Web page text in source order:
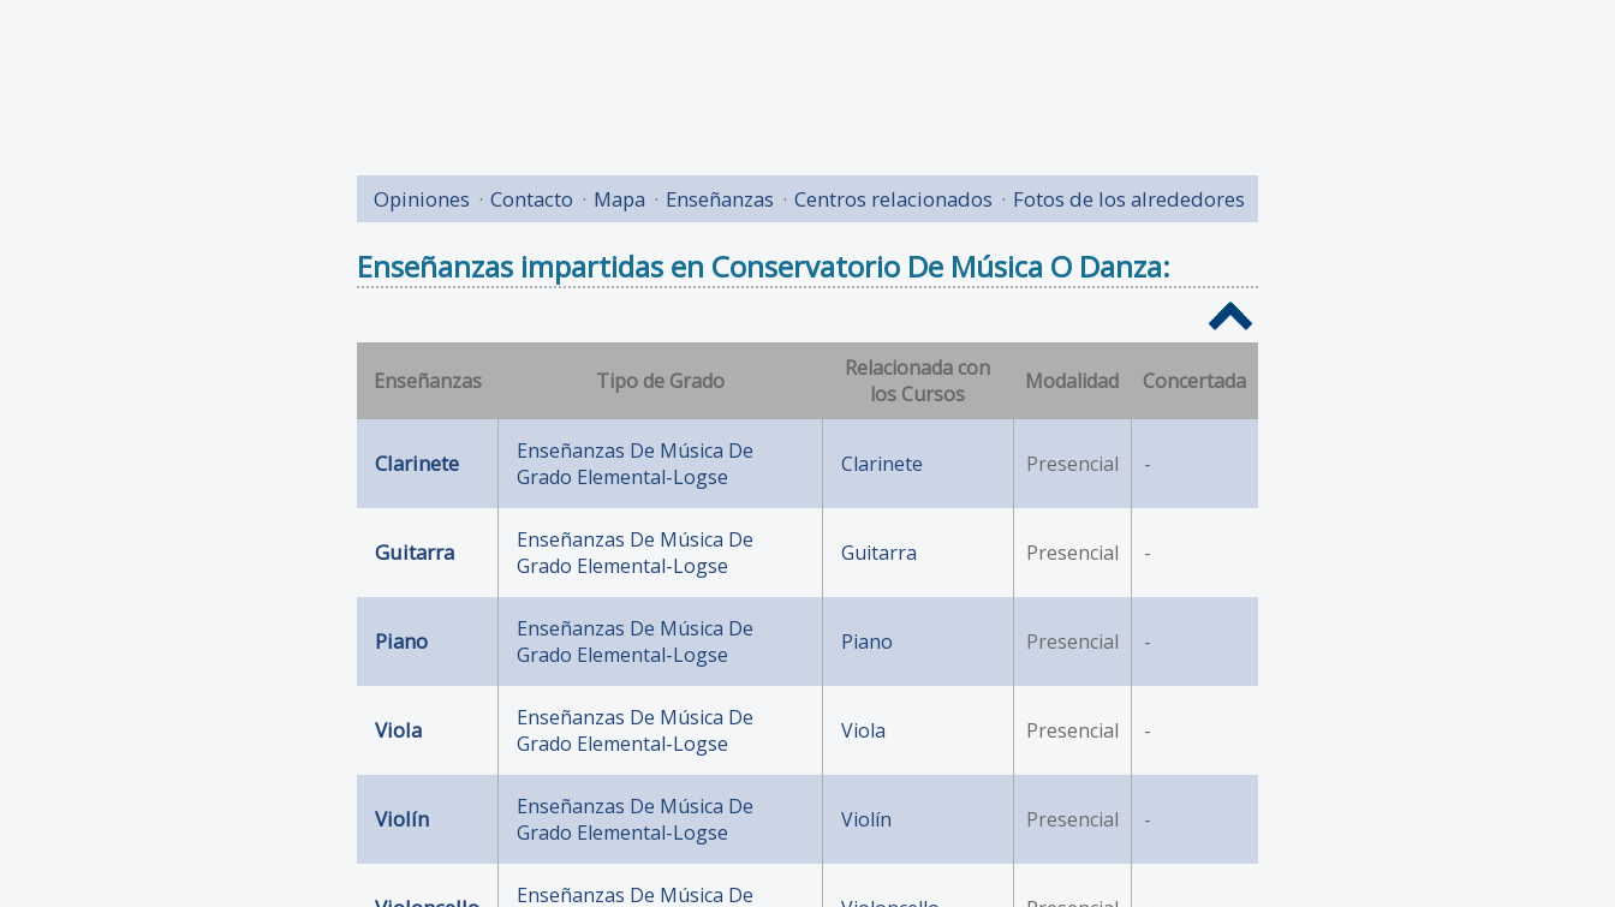
Opiniones Contacto Mapa Enseñanzas Centros relacionados Fotos de los alrededores
Enseñanzas impartidas en Conservatorio De Música O Danza:
Enseñanzas Tipo de Grado
Relacionada con
los Cursos
Modalidad Concertada
Clarinete
Enseñanzas De Música De
Grado Elemental-Logse
Clarinete Presencial -
Guitarra
Enseñanzas De Música De
Grado Elemental-Logse
Guitarra Presencial -
Piano
Enseñanzas De Música De
Grado Elemental-Logse
Piano Presencial -
Viola
Enseñanzas De Música De
Grado Elemental-Logse
Viola Presencial -
Violín
Enseñanzas De Música De
Grado Elemental-Logse
Violín Presencial -
Enseñanzas De Música De